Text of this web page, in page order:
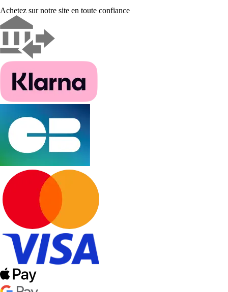
Achetez sur notre site en toute confiance